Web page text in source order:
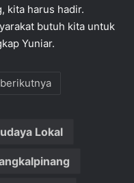
kita harus hadir.
butuh kita untuk
Yuniar.
Lokal